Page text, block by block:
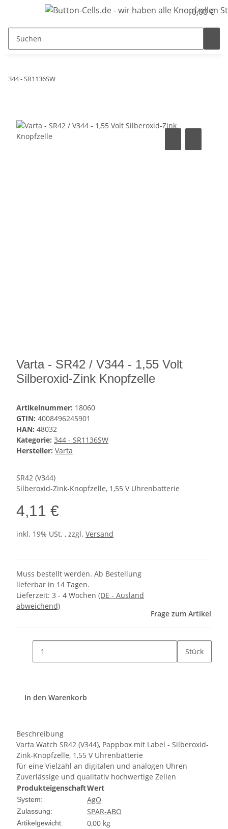
0,00 €
344 - SR1136SW
Varta - SR42 / V344 - 1,55 Volt
Silberoxid-Zink Knopfzelle
Artikelnummer: 18060
GTIN: 4008496245901
HAN: 48032
Kategorie: 344 - SR1136SW
Hersteller: Varta
SR42 (V344)
Silberoxid-Zink-Knopfzelle, 1,55 V Uhrenbatterie
4,11 €
inkl. 19% USt. , zzgl. Versand
Muss bestellt werden. Ab Bestellung
lieferbar in 14 Tagen.
Lieferzeit: 3 - 4 Wochen (DE - Ausland
abweichend)
Frage zum Artikel
Stück
In den Warenkorb
Beschreibung
Varta Watch SR42 (V344), Pappbox mit Label - Silberoxid-
Zink-Knopfzelle, 1,55 V Uhrenbatterie
für eine Vielzahl an digitalen und analogen Uhren
Zuverlässige und qualitativ hochwertige Zellen
ProdukteigenschaftWert
System: AgO
Zulassung: SPAR-ABO
Artikelgewicht: 0,00 kg